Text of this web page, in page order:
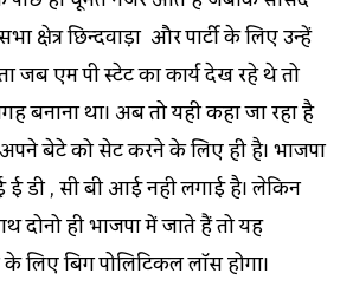
छिन्दवाड़ा और पार्टी के लिए उन्हें
जब एम पी स्टेट का कार्य देख रहे थे तो
बनाना था। अब तो यही कहा जा रहा है
बेटे को सेट करने के लिए ही है। भाजपा
डी , सी बी आई नही लगाई है। लेकिन
दोनो ही भाजपा में जाते हैं तो यह
लिए बिग पोलिटिकल लॉस होगा।